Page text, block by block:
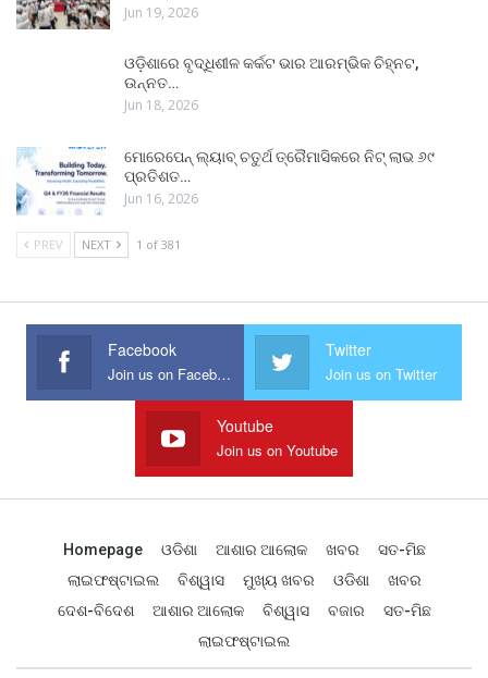
Jun 19, 2026
ଓଡ଼ିଶାରେ ବୃଦ୍ଧିଶୀଳ କର୍କଟ ଭାର ଆରମ୍ଭିକ ଚିହ୍ନଟ,
ଉନ୍ନତ…
Jun 18, 2026
ମୋରେପେନ୍ ଲ୍ୟାବ୍ ଚତୁର୍ଥ ତ୍ରୈମାସିକରେ ନିଟ୍ ଲାଭ ୬୯
ପ୍ରତିଶତ…
Jun 16, 2026
PREV NEXT 1 of 381
Facebook
Join us on Facebook
Twitter
Join us on Twitter
Youtube
Join us on Youtube
Homepage ଓଡିଶା ଆଶାର ଆଲୋକ ଖବର
ସତ-ମିଛ
ଲାଇଫଷ୍ଟାଇଲ
ବିଶ୍ୱାସ ମୁଖ୍ୟ ଖବର ଓଡିଶା
ଖବର
ଦେଶ-ବିଦେଶ
ଆଶାର ଆଲୋକ ବିଶ୍ୱାସ ବଜାର
ସତ-ମିଛ
ଲାଇଫଷ୍ଟାଇଲ